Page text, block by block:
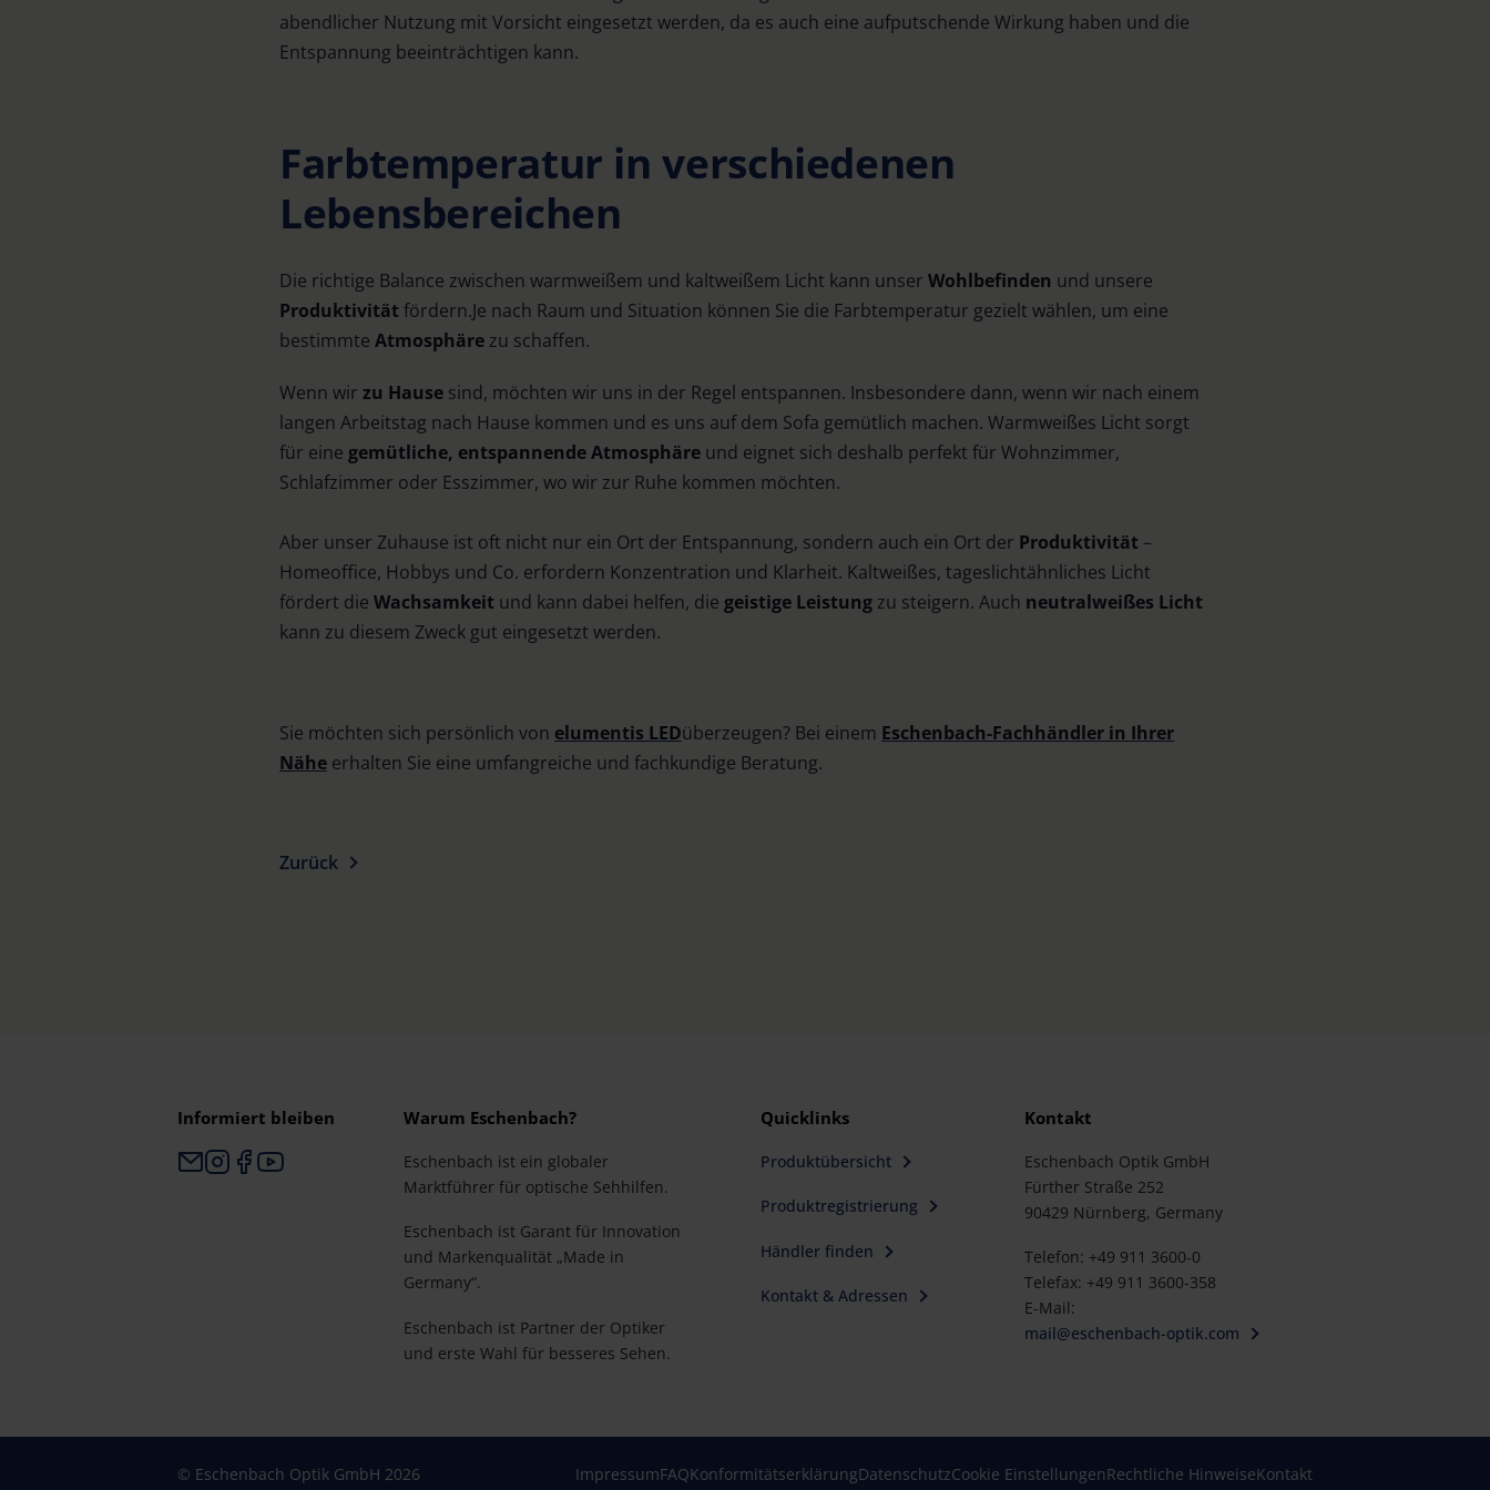
abendlicher Nutzung mit Vorsicht eingesetzt werden, da es auch eine aufputschende Wirkung haben und die
Entspannung beeinträchtigen kann.
Farbtemperatur in verschiedenen
Lebensbereichen
Die richtige Balance zwischen warmweißem und kaltweißem Licht kann unser Wohlbefinden und unsere
Produktivitätfördern.Je nach Raum und Situation können Sie die Farbtemperatur gezielt wählen, um eine
bestimmte Atmosphäre zu schaffen.
Wenn wir zu Hause sind, möchten wir uns in der Regel entspannen. Insbesondere dann, wenn wir nach einem
langen Arbeitstag nach Hause kommen und es uns auf dem Sofa gemütlich machen. Warmweißes Licht sorgt
für eine gemütliche, entspannende Atmosphäre und eignet sich deshalb perfekt für Wohnzimmer,
Schlafzimmer oder Esszimmer, wo wir zur Ruhe kommen möchten.
Aber unser Zuhause ist oft nicht nur ein Ort der Entspannung, sondern auch ein Ort der Produktivität –
Homeoffice, Hobbys und Co. erfordern Konzentration und Klarheit. Kaltweißes, tageslichtähnliches Licht
fördert die Wachsamkeit und kann dabei helfen, die geistige Leistung zu steigern. Auch neutralweißes Licht
kann zu diesem Zweck gut eingesetzt werden.
Sie möchten sich persönlich von elumentis LEDüberzeugen? Bei einem Eschenbach-Fachhändler in Ihrer
Nähe erhalten Sie eine umfangreiche und fachkundige Beratung.
Zurück
Informiert bleiben Warum Eschenbach?
Eschenbach ist ein globaler
Marktführer für optische Sehhilfen.
Eschenbach ist Garant für Innovation
und Markenqualität „Made in
Germany“.
Eschenbach ist Partner der Optiker
und erste Wahl für besseres Sehen.
Quicklinks
Produktübersicht
Produktregistrierung
Händler finden
Kontakt & Adressen
Kontakt
Eschenbach Optik GmbH
Fürther Straße 252
90429 Nürnberg, Germany
Telefon: +49 911 3600-0
Telefax: +49 911 3600-358
E-Mail:
mail@eschenbach-optik.com
© Eschenbach Optik GmbH 2026 ImpressumFAQKonformitätserklärungDatenschutzCookie EinstellungenRechtliche HinweiseKontakt